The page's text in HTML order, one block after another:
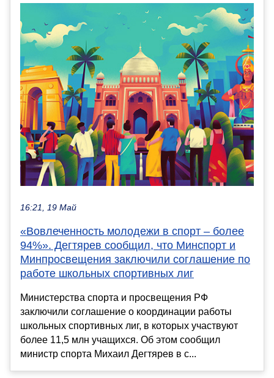
16:21, 19 Май
«Вовлеченность молодежи в спорт – более
94%». Дегтярев сообщил, что Минспорт и
Минпросвещения заключили соглашение по
работе школьных спортивных лиг
Министерства спорта и просвещения РФ
заключили соглашение о координации работы
школьных спортивных лиг, в которых участвуют
более 11,5 млн учащихся. Об этом сообщил
министр спорта Михаил Дегтярев в с...